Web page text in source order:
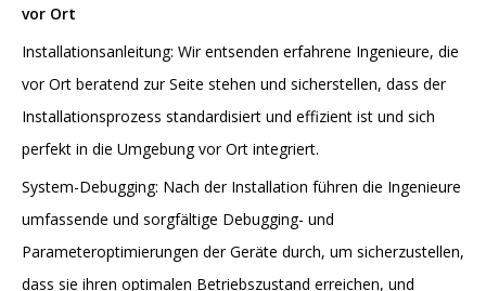
vor Ort
Installationsanleitung: Wir entsenden erfahrene Ingenieure, die
vor Ort beratend zur Seite stehen und sicherstellen, dass der
Installationsprozess standardisiert und effizient ist und sich
perfekt in die Umgebung vor Ort integriert.
System-Debugging: Nach der Installation führen die Ingenieure
umfassende und sorgfältige Debugging- und
Parameteroptimierungen der Geräte durch, um sicherzustellen,
dass sie ihren optimalen Betriebszustand erreichen, und